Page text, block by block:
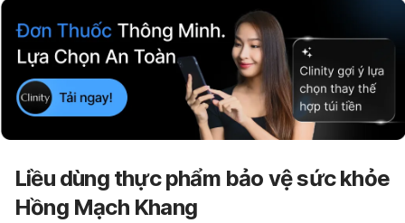
Liều dùng thực phẩm bảo vệ sức khỏe
Hồng Mạch Khang